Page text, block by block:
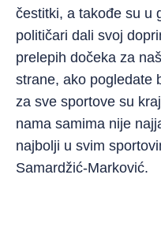
čestitki, a takođe su u
političari dali svoj
prelepih dočeka za
strane, ako pogledate
za sve sportove su
nama samima nije
najbolji u svim
Samardžić-Marković.